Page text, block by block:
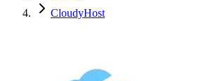
CloudyHost